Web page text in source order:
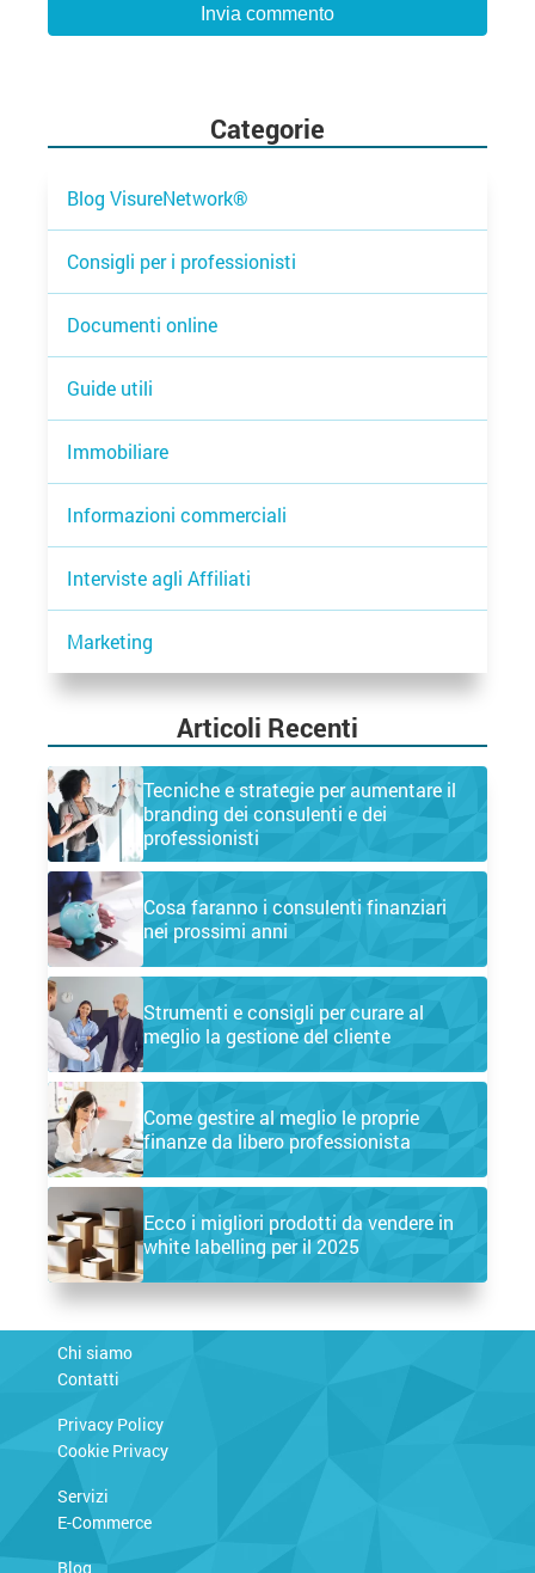
Categorie
Blog VisureNetwork®
Consigli per i professionisti
Documenti online
Guide utili
Immobiliare
Informazioni commerciali
Interviste agli Affiliati
Marketing
Articoli Recenti
Tecniche e strategie per aumentare il
branding dei consulenti e dei
professionisti
Cosa faranno i consulenti finanziari
nei prossimi anni
Strumenti e consigli per curare al
meglio la gestione del cliente
Come gestire al meglio le proprie
finanze da libero professionista
Ecco i migliori prodotti da vendere in
white labelling per il 2025
Chi siamo
Contatti
Privacy Policy
Cookie Privacy
Servizi
E-Commerce
Blog